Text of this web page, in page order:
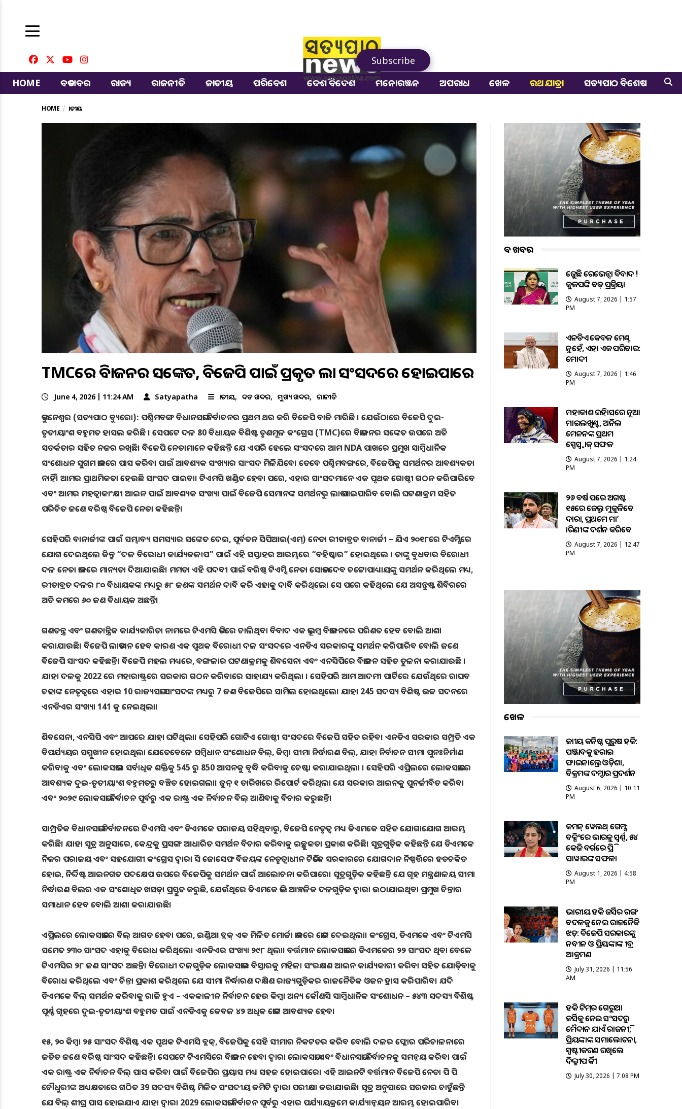
Subscribe
HOME
ବଡ ଖବର ରାଜ୍ୟ ରାଜନୀତି ଜାତୀୟ ପରିବେଶ ଦେଶ ବିଦେଶ ମନୋରଞ୍ଜନ ଅପରାଧ ଖେଳ ରଥ ଯାତ୍ରା ସତ୍ୟପାଠ ବିଶେଷ
HOME ଜାତୀୟ
TMCରେ ବିଭାଜନର ସଙ୍କେତ, ବିଜେପି ପାଇଁ ପ୍ରକୃତ ଲାଭ ସଂସଦରେ ହୋଇପାରେ
June 4, 2026 | 11:24 AM Satyapatha ଜାତୀୟ ବଡ ଖବର ମୁଖ୍ୟ ଖବର ରାଜନୀତି
ଭୁବନେଶ୍ୱର (ସତ୍ୟପାଠ ବ୍ୟୁରୋ): ପଶ୍ଚିମବଙ୍ଗ ବିଧାନସଭା ନିର୍ବାଚନର ପ୍ରଥମ ଥର କରି ବିଜେପି ବାଜି ମାରିଛି । ଯେଉଁଠାରେ ବିଜେପି ଦୁଇ-
ତୃତୀୟାଂଶ ବହୁମତ ହାସଲ କରିଛି । ସେପଟେ ଦଳ 80 ବିଧାୟକ ବିଶିଷ୍ଟ ତୃଣମୂଳ କଂଗ୍ରେସ (TMC)ରେ ବିଭାଜନର ସଙ୍କେତ ଉପରେ ଅତି
ସତର୍କତାର ସହିତ ନଜର ରଖିଛି। ବିଜେପି ନେତାମାନେ କହିଛନ୍ତି ଯେ ଏପରି ହେଲେ ସଂସଦରେ ଆମ NDA ପାଖରେ ପ୍ରମୁଖ ସାମ୍ବିଧାନିକ
ସଂଶୋଧନ ସୁଗମ ଭାବରେ ପାସ କରିବା ପାଇଁ ଆବଶ୍ୟକ ସଂଖ୍ୟାର ସାଂସଦ ମିଳିଯିବେ। ତେବେ ପଶ୍ଚିମବଙ୍ଗରେ, ବିଜେପିକୁ ସମର୍ଥନର ଆବଶ୍ୟକତା
ନାହିଁ। ଆମର ପ୍ରାଥମିକତା ହେଉଛି ସାଂସଦ ପାଇବା। ଟିଏମସି ଖଣ୍ଡିତ ହେବା ପରେ, ଏହାର ସାଂସଦମାନେ ଏକ ପୃଥକ ଗୋଷ୍ଠୀ ଗଠନ କରିପାରିବେ
ଏବଂ ଆମର ମହତ୍ୱାକାଂକ୍ଷୀ ଆଇନ ପାଇଁ ଆବଶ୍ୟକ ସଂଖ୍ୟା ପାଇଁ ବିଜେପି ସେମାନଙ୍କ ସମର୍ଥନରୁ ଲାଭ ପାଇପାରିବ ବୋଲି ଘଟଣାକ୍ରମ ସହିତ
ପରିଚିତ ଜଣେ ବରିଷ୍ଠ ବିଜେପି ନେତା କହିଛନ୍ତି।
ସେହିପରି ବାନାର୍ଜୀଙ୍କ ପାଇଁ ସମ୍ଭାବ୍ୟ ସମସ୍ୟାର ସଙ୍କେତ ଦେଇ, ପୂର୍ବତନ ସିପିଆଇ(ଏମ୍) ନେତା ରୀତାବ୍ରତ ବାନାର୍ଜୀ – ଯିଏ ୨୦୧୮ରେ ଟିଏମ୍ସିରେ
ଯୋଗ ଦେଇଥିଲେ କିନ୍ତୁ “ଦଳ ବିରୋଧୀ କାର୍ଯ୍ୟକଳାପ” ପାଇଁ ଏହି ସପ୍ତାହର ଆରମ୍ଭରେ “ବହିଷ୍କାର” ହୋଇଥିଲେ । ତାଙ୍କୁ ବୁଧବାର ବିରୋଧୀ
ଦଳ ନେତା ଭାବରେ ମାନ୍ୟତା ଦିଆଯାଇଛି। ମମତା ଏହି ପଦବୀ ପାଇଁ ବରିଷ୍ଠ ଟିଏମ୍ସି ନେତା ସୋଭନଦେବ ଚଟ୍ଟୋପାଧ୍ୟାୟଙ୍କୁ ସମର୍ଥନ କରିଥିଲେ ମଧ୍ୟ,
ରୀତାବ୍ରତ ଦଳର ୮୦ ବିଧାୟକଙ୍କ ମଧ୍ୟରୁ ୫୮ ଜଣଙ୍କ ସମର୍ଥନ ଦାବି କରି ଏହାକୁ ଦାବି କରିଥିଲେ। ସେ ପରେ କହିଥିଲେ ଯେ ଅସନ୍ତୁଷ୍ଟ ଶିବିରରେ
ଅତି କମରେ ୬୦ ଜଣ ବିଧାୟକ ଅଛନ୍ତି।
ଗଣତନ୍ତ୍ର ଏବଂ ଗଣତାନ୍ତ୍ରିକ କାର୍ଯ୍ୟକାରିତା ନାମରେ ଟିଏମସି ଭିତରେ ଚାଲିଥିବା ବିବାଦ ଏକ ଭୂଲମ୍ବ ବିଭାଜନରେ ପରିଣତ ହେବ ବୋଲି ଆଶା
କରାଯାଉଛି। ବିଜେପି ଲାଭବାନ ହେବ କାରଣ ଏକ ପୃଥକ ବିରୋଧୀ ଦଳ ସଂସଦରେ ଏନଡିଏ ସରକାରଙ୍କୁ ସମର୍ଥନ କରିପାରିବ ବୋଲି ଜଣେ
ବିଜେପି ସାଂସଦ କହିଛନ୍ତି। ବିଜେପି ମହଲ ମଧ୍ୟରେ, ବଙ୍ଗଳାର ଘଟଣାକ୍ରମକୁ ଶିବସେନା ଏବଂ ଏନସିପିରେ ବିଭାଜନ ସହିତ ତୁଳନା କରାଯାଉଛି ।
ଯାହା ଦଳକୁ 2022 ରେ ମହାରାଷ୍ଟ୍ରରେ ସରକାର ଗଠନ କରିବାରେ ସାହାଯ୍ୟ କରିଥିଲା । ସେହିପରି ଆମ ଆଦମୀ ପାର୍ଟିରେ ଯେଉଁଥିରେ ରାଘବ
ଚଢାଙ୍କ ନେତୃତ୍ୱରେ ଏହାର 10 ରାଜ୍ୟସଭା ସାଂସଦଙ୍କ ମଧ୍ୟରୁ 7 ଜଣ ବିଜେପିରେ ସାମିଲ ହୋଇଥିଲେ। ଯାହା 245 ସଦସ୍ୟ ବିଶିଷ୍ଟ ଉଚ୍ଚ ସଦନରେ
ଏନଡିଏର ସଂଖ୍ୟା 141 କୁ ନେଇଥିଲା।
ଶିବସେନା, ଏନସିପି ଏବଂ ଆପରେ ଯାହା ଘଟିଥିଲା। ସେହିପରି ଗୋଟିଏ ଗୋଷ୍ଠୀ ସଂସଦରେ ବିଜେପି ସହିତ ରହିବ। ଏନଡିଏ ସରକାର ସମ୍ପ୍ରତି ଏକ
ବିପର୍ଯ୍ୟୟର ସମ୍ମୁଖୀନ ହୋଇଥିଲା ଯେତେବେଳେ ସମ୍ବିଧାନ ସଂଶୋଧନ ବିଲ୍, କିମ୍ବା ସୀମା ନିର୍ଦ୍ଧାରଣ ବିଲ୍, ଯାହା ନିର୍ବାଚନ ସୀମା ପୁନଃନିର୍ମାଣ
କରିବାକୁ ଏବଂ ଲୋକସଭାର ସର୍ବାଧିକ ଶକ୍ତିକୁ 545 ରୁ 850 ଆସନକୁ ବୃଦ୍ଧି କରିବାକୁ ଚେଷ୍ଟା କରାଯାଇଥିଲା । ସେହିପରି ଏପ୍ରିଲରେ ଲୋକସଭାରେ
ଆବଶ୍ୟକ ଦୁଇ-ତୃତୀୟାଂଶ ବହୁମତରୁ ବଞ୍ଚିତ ହୋଇଗଲା। ଜୁନ୍ ୧ ତାରିଖରେ ରିପୋର୍ଟ କରିଥିଲା ଯେ ସରକାର ଆଇନକୁ ପୁନର୍ଜୀବିତ କରିବା
ଏବଂ ୨୦୨୯ ଲୋକସଭା ନିର୍ବାଚନ ପୂର୍ବରୁ ଏକ ରାଷ୍ଟ୍ର ଏକ ନିର୍ବାଚନ ବିଲ୍ ଆଣିବାକୁ ବିଚାର କରୁଛନ୍ତି।
ସାମ୍ପ୍ରତିକ ବିଧାନସଭା ନିର୍ବାଚନରେ ଟିଏମସି ଏବଂ ଡିଏମକେ ପରାଜୟ ସହିଥିବାରୁ, ବିଜେପି ନେତୃତ୍ୱ ମଧ୍ୟ ଡିଏମକେ ସହିତ ଯୋଗାଯୋଗ ଆରମ୍ଭ
କରିଛି। ଯାହା ସୂତ୍ର ଅନୁସାରେ, କେନ୍ଦ୍ରକୁ ପ୍ରସଙ୍ଗ ଆଧାରିତ ସମର୍ଥନ ବିଚାର କରିବାକୁ ଇଚ୍ଛୁକତା ପ୍ରକାଶ କରିଛି। ସୂତ୍ରଗୁଡ଼ିକ କହିଛନ୍ତି ଯେ ଡିଏମକେ
ନିଜର ପରାଜୟ ଏବଂ ସହଯୋଗୀ କଂଗ୍ରେସ ଦ୍ୱାରା ସି ଜୋସେଫ ବିଜୟଙ୍କ ନେତୃତ୍ୱାଧୀନ ଟିଭିକେ ସରକାରରେ ଯୋଗଦାନ ନିଷ୍ପତ୍ତିରେ ହତଚକିତ
ହୋଇ, ନିର୍ଦ୍ଦିଷ୍ଟ ଆଇନଗତ ପଦକ୍ଷେପ ଉପରେ ବିଜେପିକୁ ସମର୍ଥନ ପାଇଁ ଆଲୋଚନା କରିପାରେ। ସୂତ୍ରଗୁଡ଼ିକ କହିଛନ୍ତି ଯେ ଗୃହ ମନ୍ତ୍ରଣାଳୟ ସୀମା
ନିର୍ଦ୍ଧାରଣ ବିଲର ଏକ ସଂଶୋଧିତ ଖସଡ଼ା ପ୍ରସ୍ତୁତ କରୁଛି, ଯେଉଁଥିରେ ଡିଏମକେ ଭଳି ଆଞ୍ଚଳିକ ଦଳଗୁଡ଼ିକ ଦ୍ୱାରା ଉଠାଯାଇଥିବା ପ୍ରମୁଖ ଚିନ୍ତାର
ସମାଧାନ ହେବ ବୋଲି ଆଶା କରାଯାଉଛି।
ଏପ୍ରିଲରେ ଲୋକସଭାରେ ବିଲ୍ ଆଗତ ହେବା ପରେ, ଇଣ୍ଡିଆ ବ୍ଲକ୍ ଏକ ମିଳିତ ମୋର୍ଚ୍ଚା ଭାବରେ ଭୋଟ ଦେଇଥିଲା। କଂଗ୍ରେସ, ଡିଏମକେ ଏବଂ ଟିଏମସି
ସମେତ ୨୩୦ ସାଂସଦ ଏହାକୁ ବିରୋଧ କରିଥିଲେ। ଏନଡିଏର ସଂଖ୍ୟା ୨୯୮ ଥିଲା। ବର୍ତ୍ତମାନ ଲୋକସଭାରେ ଡିଏମକେର ୨୨ ସାଂସଦ ଥିବା ବେଳେ
ଟିଏମସିର ୨୮ ଜଣ ସାଂସଦ ଅଛନ୍ତି। ବିରୋଧୀ ଦଳଗୁଡ଼ିକ ଲୋକସଭାର ବିସ୍ତାରକୁ ମହିଳା ସଂରକ୍ଷଣ ଆଇନ କାର୍ଯ୍ୟକାରୀ କରିବା ସହିତ ଯୋଡ଼ିବାକୁ
ବିରୋଧ କରିଥିଲେ ଏବଂ ଚିନ୍ତା ପ୍ରକାଶ କରିଥିଲେ ଯେ ସୀମା ନିର୍ଦ୍ଧାରଣ ଦକ୍ଷିଣ ରାଜ୍ୟଗୁଡ଼ିକର ରାଜନୈତିକ ଓଜନ ହ୍ରାସ କରିପାରିବ। ଯଦି
ଡିଏମକେ ବିଲ୍ ସମର୍ଥନ କରିବାକୁ ରାଜି ହୁଏ – ଏକକାଳୀନ ନିର୍ବାଚନ ହେଉ କିମ୍ବା ଅନ୍ୟ କୌଣସି ସାମ୍ବିଧାନିକ ସଂଶୋଧନ – ୫୪୩ ସଦସ୍ୟ ବିଶିଷ୍ଟ
ପୂର୍ଣ୍ଣ ଗୃହରେ ଦୁଇ-ତୃତୀୟାଂଶ ବହୁମତ ପାଇଁ ଏନଡିଏକୁ କେବଳ ୪୨ ଅଧିକ ଭୋଟ ଆବଶ୍ୟକ ହେବ।
୧୫, ୨୦ କିମ୍ବା ୨୫ ସାଂସଦ ବିଶିଷ୍ଟ ଏକ ପୃଥକ ଟିଏମସି ବ୍ଲକ୍, ବିଜେପିକୁ ସେହି ସୀମାର ନିକଟତର କରିବ ବୋଲି ଦଳର ଫ୍ଲୋର ପରିଚାଳନାରେ
ଜଡିତ ଜଣେ ବରିଷ୍ଠ ସାଂସଦ କହିଛନ୍ତି। ସେପଟେ ଟିଏମସିରେ ବିଭାଜନ ହେବା ଦ୍ୱାରା ଲୋକସଭା ଏବଂ ବିଧାନସଭା ନିର୍ବାଚନକୁ ସମନ୍ୱୟ କରିବା ପାଇଁ
ଏକ ରାଷ୍ଟ୍ର ଏକ ନିର୍ବାଚନ ବିଲ୍ ପାସ କରିବା ପାଇଁ ବିଜେପିର ପ୍ରୟାସ ମଧ୍ୟ ସହଜ ହୋଇପାରେ। ଏହି ଆଇନଟି ବର୍ତ୍ତମାନ ବିଜେପି ନେତା ପି ପି
ଚୌଧୁରୀଙ୍କ ଅଧ୍ୟକ୍ଷତାରେ ଗଠିତ 39 ସଦସ୍ୟ ବିଶିଷ୍ଟ ମିଳିତ ସଂସଦୀୟ କମିଟି ଦ୍ୱାରା ପରୀକ୍ଷା କରାଯାଉଛି। ସୂତ୍ର ଅନୁସାରେ ସରକାର ଚାହୁଁଛନ୍ତି
ଯେ ବିଲ୍ ଶୀଘ୍ର ପାସ ହୋଇଯାଏ ଯାହା ଦ୍ୱାରା 2029 ଲୋକସଭା ନିର୍ବାଚନ ପୂର୍ବରୁ ଏହାର ପର୍ଯ୍ୟାୟକ୍ରମେ କାର୍ଯ୍ୟାନ୍ୱୟନ ଆରମ୍ଭ ହୋଇପାରିବ।
ବଡ ଖବର
ତେଜୁଛି ରେଭେନ୍ସା ବିବାଦ !
କୁଳପତିଙ୍କ ବଡ଼ ପ୍ରତିକ୍ରିୟା
August 7, 2026 | 1:57
PM
ଏନଡିଏ କେବଳ ମେଣ୍ଟ
ନୁହେଁ, ଏହା ଏକ ପରିବାର:
ମୋଦୀ
August 7, 2026 | 1:46
PM
ମହାକାଶ ଇତିହାସରେ ନୂଆ
ମାଇଲଖୁଣ୍ଟ, ଅନିଲ
ମେନନଙ୍କ ପ୍ରଥମ
ସ୍ପେସ୍ୱ୍ୱାକ୍ ସଫଳ
August 7, 2026 | 1:24
PM
୨୬ ବର୍ଷ ପରେ ଅଗଷ୍ଟ
୧୫ରେ ଜେଲ୍ରୁ ମୁକୁଳିବେ
ଦାରା, ପ୍ରଥମେ ମା’
ତାରିଣୀଙ୍କ ଦର୍ଶନ କରିବେ
August 7, 2026 | 12:47
PM
ଖେଳ
ଜାତୀୟ କନିଷ୍ଠ ପୁରୁଷ ହକି:
ପଞ୍ଜାବକୁ ହରାଇ
ଫାଇନାଲ୍ରେ ଓଡ଼ିଶା,
ବିକ୍ରମଙ୍କ ଦମ୍ଦାର ପ୍ରଦର୍ଶନ
August 6, 2026 | 10:11
PM
କମନ୍ ୱେଲଥ୍ ଗେମ୍ସ:
ବକ୍ସିଂରେ ଭାରତକୁ ସ୍ବର୍ଣ୍ଣ, ୫୪
କେଜି ବର୍ଗରେ ପ୍ରିତି
ପାୱାରଙ୍କ ସଫଳତା
August 1, 2026 | 4:58
PM
ଭାରତୀୟ ହକି ଜର୍ସିର ରଙ୍ଗ
ବଦଳକୁ ନେଇ ରାଜନୈତିକ
ଝଡ଼: ବିଜେପି ସରକାରଙ୍କୁ
ନବୀନ ଓ ପ୍ରିୟଙ୍କାଙ୍କ ତୀବ୍ର
ଆକ୍ରମଣ
July 31, 2026 | 11:56
AM
ହକି ଟିମ୍‌ର ଗେରୁଆ
ଜର୍ସିକୁ ନେଇ ସଂସଦରୁ
ମୈଦାନ ଯାଏଁ ରାଜନୀତି;
ପ୍ରିୟଙ୍କାଙ୍କ ସମାଲୋଚନା,
ସ୍ପଷ୍ଟୀକରଣ ରଖିଲେ
ଦିଲ୍ଲୀପ ତିର୍କୀ
July 30, 2026 | 7:08 PM